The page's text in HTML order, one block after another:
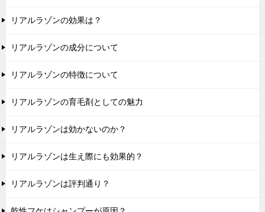
リアルラゾンの効果は？
リアルラゾンの成分について
リアルラゾンの特徴について
リアルラゾンの育毛剤としての魅力
リアルラゾンは効かないのか？
リアルラゾンは生え際にも効果的？
リアルラゾンは評判通り？